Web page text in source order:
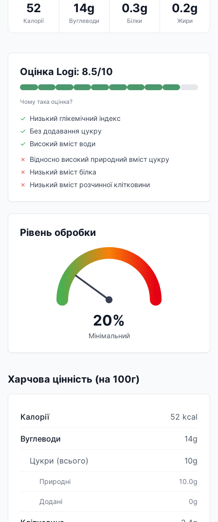
52
Калорії
14g
Вуглеводи
0.3g
Білки
0.2g
Жири
Оцінка Logi: 8.5/10
Чому така оцінка?
✓ Низький глікемічний індекс
✓ Без додавання цукру
✓ Високий вміст води
✗
Відносно високий природний вміст цукру
✗
Низький вміст білка
✗
Низький вміст розчинної клітковини
Рівень обробки
20%
Мінімальний
Харчова цінність (на 100г)
Калорії 52 kcal
Вуглеводи 14g
Цукри (всього) 10g
Природні 10.0g
Додані 0g